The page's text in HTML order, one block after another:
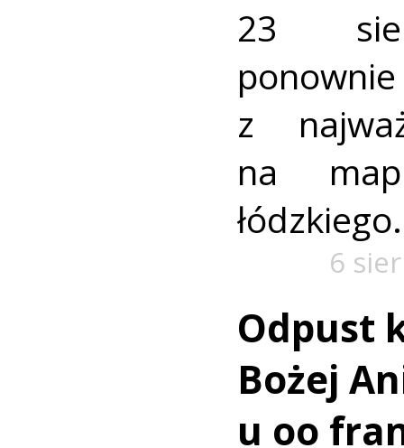
23
z
na
łódzkiego.
6
Odpust
Bożej
u oo